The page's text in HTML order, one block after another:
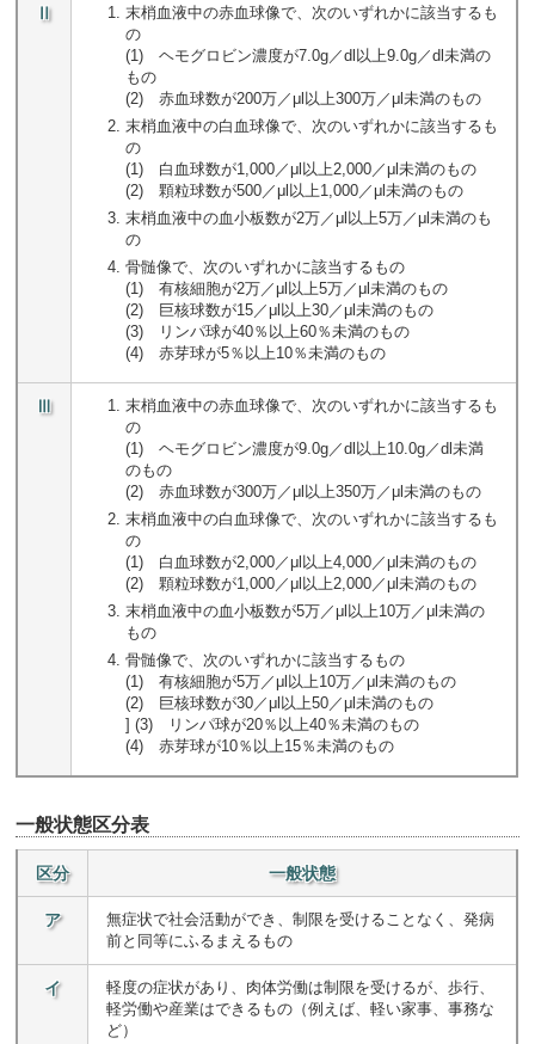
Ⅱ
末梢血液中の赤血球像で、次のいずれかに該当するも
の
(1) ヘモグロビン濃度が7.0g／dl以上9.0g／dl未満の
もの
(2) 赤血球数が200万／μl以上300万／μl未満のもの
末梢血液中の白血球像で、次のいずれかに該当するも
の
(1) 白血球数が1,000／μl以上2,000／μl未満のもの
(2) 顆粒球数が500／μl以上1,000／μl未満のもの
末梢血液中の血小板数が2万／μl以上5万／μl未満のも
の
骨髄像で、次のいずれかに該当するもの
(1) 有核細胞が2万／μl以上5万／μl未満のもの
(2) 巨核球数が15／μl以上30／μl未満のもの
(3) リンパ球が40％以上60％未満のもの
(4) 赤芽球が5％以上10％未満のもの
Ⅲ
末梢血液中の赤血球像で、次のいずれかに該当するも
の
(1) ヘモグロビン濃度が9.0g／dl以上10.0g／dl未満
のもの
(2) 赤血球数が300万／μl以上350万／μl未満のもの
末梢血液中の白血球像で、次のいずれかに該当するも
の
(1) 白血球数が2,000／μl以上4,000／μl未満のもの
(2) 顆粒球数が1,000／μl以上2,000／μl未満のもの
末梢血液中の血小板数が5万／μl以上10万／μl未満の
もの
骨髄像で、次のいずれかに該当するもの
(1) 有核細胞が5万／μl以上10万／μl未満のもの
(2) 巨核球数が30／μl以上50／μl未満のもの
] (3) リンパ球が20％以上40％未満のもの
(4) 赤芽球が10％以上15％未満のもの
一般状態区分表
区分 一般状態
ア
無症状で社会活動ができ、制限を受けることなく、発病
前と同等にふるまえるもの
イ
軽度の症状があり、肉体労働は制限を受けるが、歩行、
軽労働や産業はできるもの（例えば、軽い家事、事務な
ど）